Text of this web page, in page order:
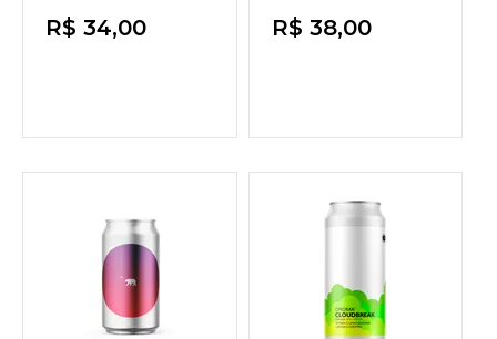
R$ 34,00 R$ 38,00